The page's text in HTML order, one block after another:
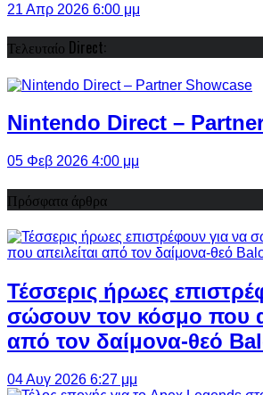
21 Απρ 2026 6:00 μμ
Τελευταίο Direct:
Nintendo Direct –
05 Φεβ 2026 4:00 μμ
Πρόσφατα άρθρα
Τέσσερις ήρωες
σώσουν τον κόσμο που
από τον δαίμονα-θεό
04 Αυγ 2026 6:27 μμ